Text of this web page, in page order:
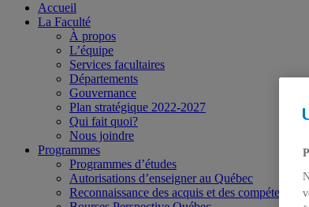
Accueil
La Faculté
À propos
L’équipe
Services facultaires
Départements
Gouvernance
Plan stratégique 2022-2027
Qui fait quoi?
Nous joindre
Programmes
Programmes d’études
Autorisations d’enseigner au Québec
Reconnaissance des acquis et des compétences